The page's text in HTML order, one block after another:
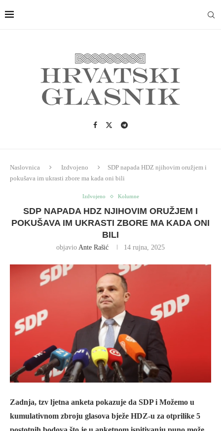
Naslovnica Izdvojeno
SDP napada HDZ njihovim oružjem i
pokušava im ukrasti zbore ma kada oni bili
Izdvojeno Kolumne
SDP NAPADA HDZ NJIHOVIM ORUŽJEM I
POKUŠAVA IM UKRASTI ZBORE MA KADA ONI
BILI
objavio Ante Rašić 14 rujna, 2025
Zadnja, tzv ljetna anketa pokazuje da SDP i Možemo u
kumulativnom zbroju glasova bježe HDZ-u za otprilike 5